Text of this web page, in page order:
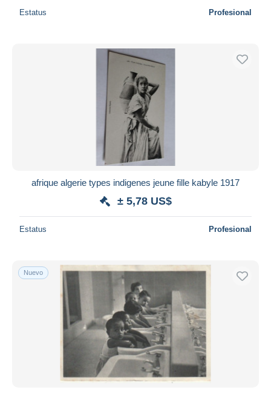
Estatus Profesional
afrique algerie types indigenes jeune fille kabyle 1917
± 5,78 US$
Estatus Profesional
Nuevo